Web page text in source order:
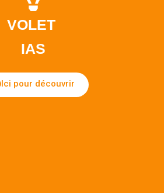
VOLET
IAS
Ici pour découvrir